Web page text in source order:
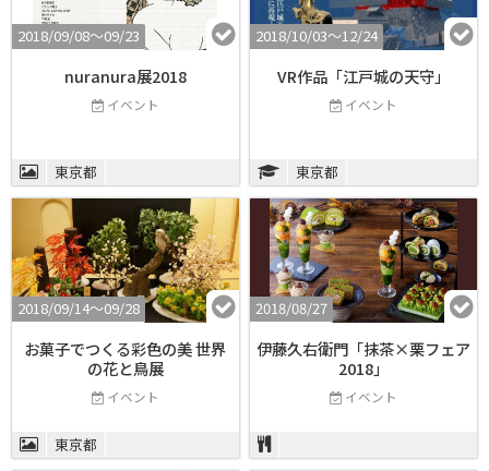
2018/09/08〜09/23
nuranura展2018
イベント
東京都
2018/10/03〜12/24
VR作品「江戸城の天守」
イベント
東京都
2018/09/14〜09/28
お菓子でつくる彩色の美 世界
の花と鳥展
イベント
東京都
2018/08/27
伊藤久右衛門「抹茶×栗フェア
2018」
イベント